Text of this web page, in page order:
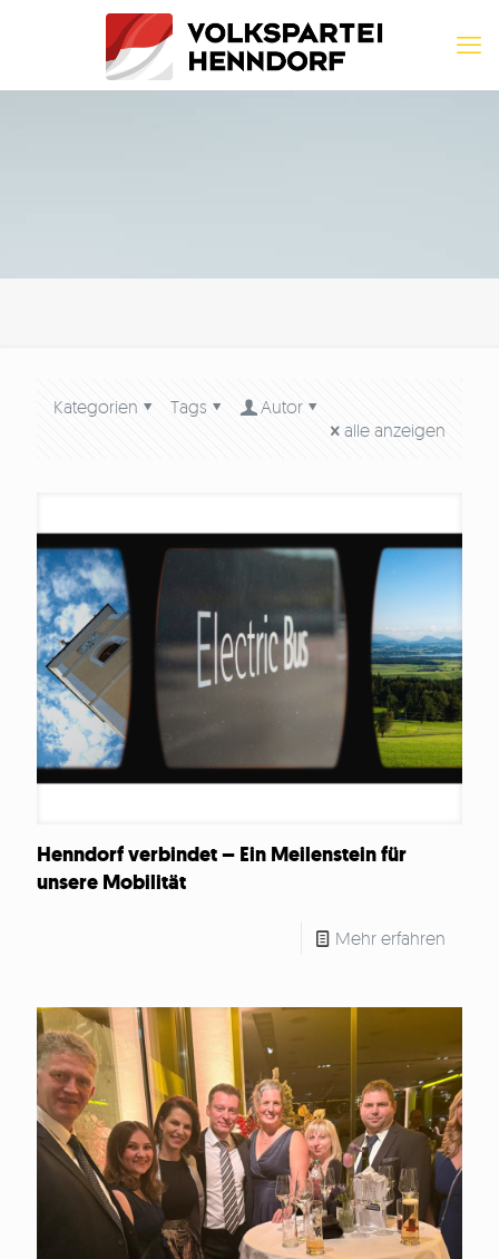
Kategorien Tags
Autor
alle anzeigen
Henndorf verbindet – Ein Meilenstein für
unsere Mobilität
Mehr erfahren